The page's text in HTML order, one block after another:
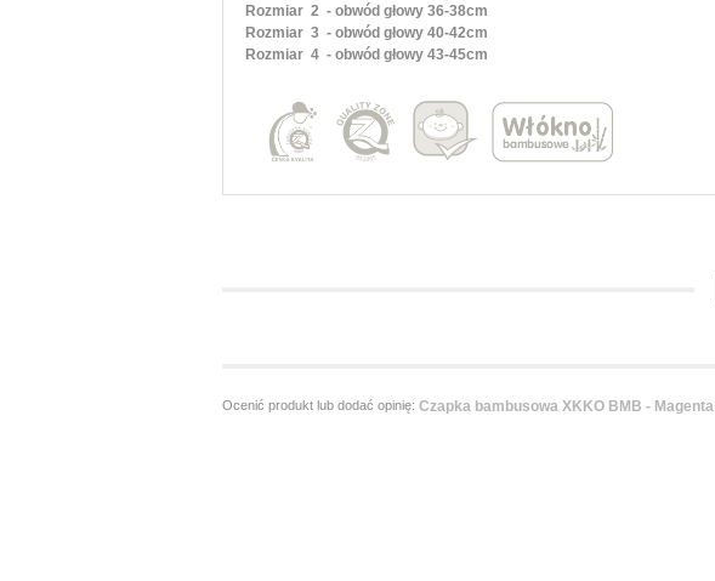
Rozmiar 2 - obwód głowy 36-38cm
Rozmiar 3 - obwód głowy 40-42cm
Rozmiar 4 - obwód głowy 43-45cm
Ocenić produkt lub dodać opinię: Czapka bambusowa XKKO BMB - Magenta